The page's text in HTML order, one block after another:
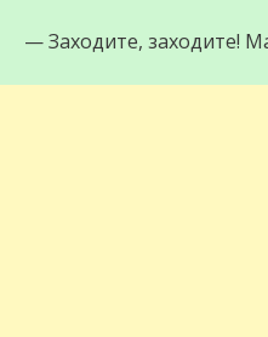
— Заходите, заходите!